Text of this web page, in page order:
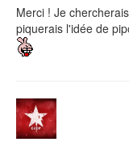
Merci ! Je
piquerais l'idée de